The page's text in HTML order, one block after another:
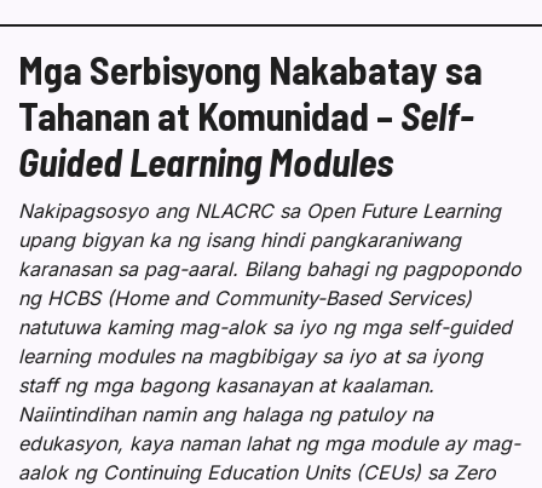
Mga Serbisyong Nakabatay sa
Tahanan at Komunidad – Self-
Guided Learning Modules
Nakipagsosyo ang NLACRC sa Open Future Learning
upang bigyan ka ng isang hindi pangkaraniwang
karanasan sa pag-aaral. Bilang bahagi ng pagpopondo
ng HCBS (Home and Community-Based Services)
natutuwa kaming mag-alok sa iyo ng mga self-guided
learning modules na magbibigay sa iyo at sa iyong
staff ng mga bagong kasanayan at kaalaman.
Naiintindihan namin ang halaga ng patuloy na
edukasyon, kaya naman lahat ng mga module ay mag-
aalok ng Continuing Education Units (CEUs) sa Zero